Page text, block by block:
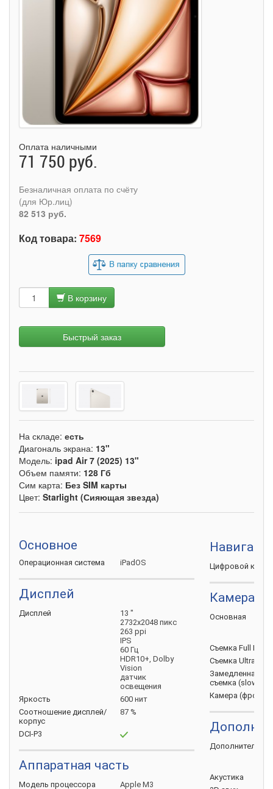
Оплата наличными
71 750 руб.
Безналичная оплата по счёту
(для Юр.лиц)
82 513 руб.
Код товара: 7569
В корзину
Быстрый заказ
На складе: есть
Диагональ экрана: 13"
Модель: ipad Air 7 (2025) 13"
Объем памяти: 128 Гб
Сим карта: Без SIM карты
Цвет: Starlight (Сияющая звезда)
Основное
Операционная система iPadOS
Дисплей
Дисплей
13 "
2732x2048 пикс
263 ppi
IPS
60 Гц
HDR10+, Dolby
Vision
датчик
освещения
Яркость
600 нит
Соотношение дисплей/
корпус
87 %
DCI-P3
Аппаратная часть
Модель процессора Apple M3
Цифровой
Камера
Основная
Съемка Full HD
Съемка Ultra HD
Замедленная
съемка (slow-
Камера
Дополнительно
Акустика